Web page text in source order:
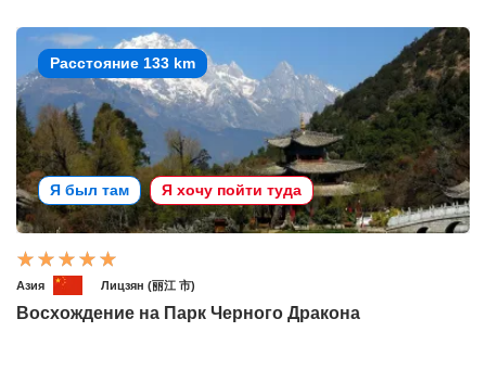
Расстояние 133 km
Я был там Я хочу пойти туда
Азия Лицзян (丽江 市)
Восхождение на Парк Черного Дракона